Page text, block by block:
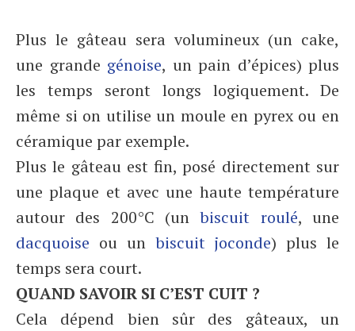
Plus le gâteau sera volumineux (un cake,
une grande génoise, un pain d’épices) plus
les temps seront longs logiquement. De
même si on utilise un moule en pyrex ou en
céramique par exemple.
Plus le gâteau est fin, posé directement sur
une plaque et avec une haute température
autour des 200°C (unbiscuit roulé, une
dacquoise ou un biscuit joconde) plus le
temps sera court.
QUAND SAVOIR SI C’EST CUIT ?
Cela dépend bien sûr des gâteaux, un